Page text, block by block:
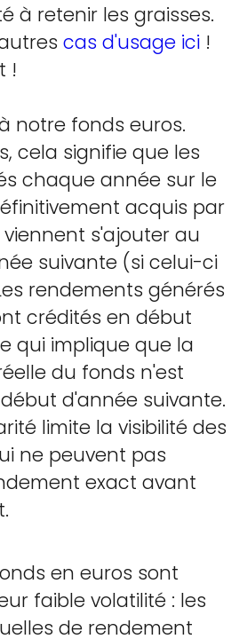
à retenir les graisses.
cas d'usage ici !
!
notre fonds euros.
cela signifie que les
chaque année sur le
acquis par
s'ajouter au
suivante (si celui-ci
rendements générés
crédités en début
qui implique que la
du fonds n'est
d'année suivante.
limite la visibilité des
ne peuvent pas
exact avant
en euros sont
faible volatilité : les
de rendement